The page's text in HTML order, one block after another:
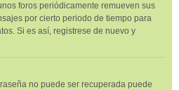
foros periódicamente remueven sus
por cierto periodo de tiempo para
Si es así, registrese de nuevo y
no puede ser recuperada puede